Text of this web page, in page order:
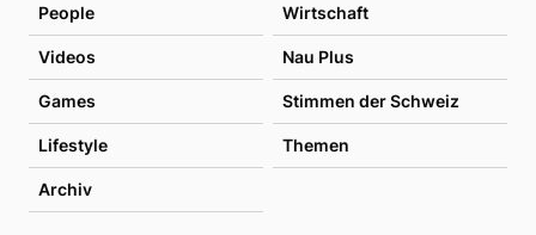
People Wirtschaft
Videos Nau Plus
Games Stimmen der Schweiz
Lifestyle Themen
Archiv